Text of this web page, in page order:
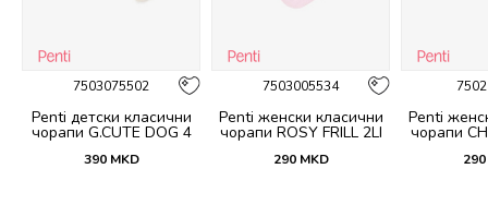
7503075502
Penti детски класични
чорапи G.CUTE DOG 4
390 MKD
7503005534
Penti женски класични
чорапи ROSY FRILL 2LI
290 MKD
Penti
чорапи
290